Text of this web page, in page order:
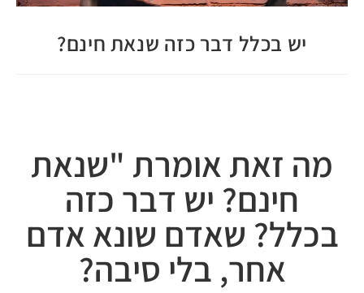
יש בכלל דבר כזה שנאת חינם?
מה זאת אומרת "שנאת
חינם? יש דבר כזה
בכלל? שאדם שונא אדם
אחר, בלי סיבה?